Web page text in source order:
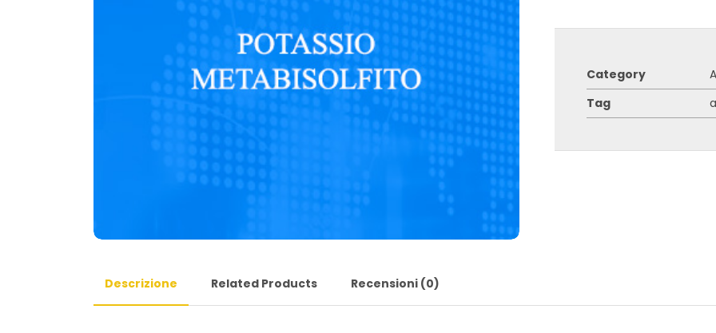
Category
Tag
Descrizione Related Products Recensioni (0)